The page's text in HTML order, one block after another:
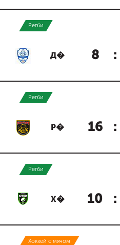
Регби
Д� 8 :
Регби
Р� 16 :
Регби
Х� 10 :
Хоккей с мячом